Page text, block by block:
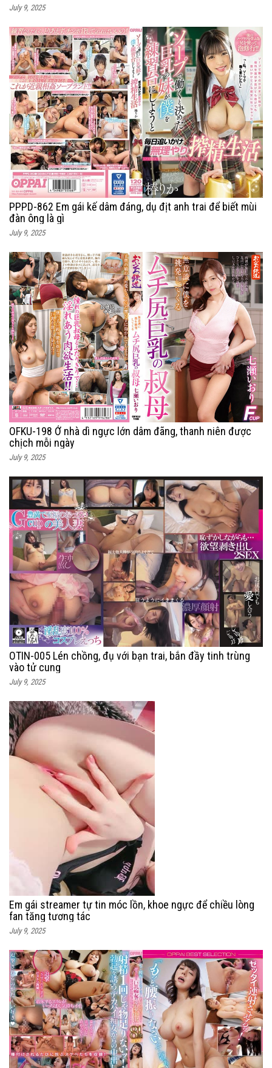
July 9, 2025
PPPD-862 Em gái kế dâm đáng, dụ địt anh trai để biết mùi
đàn ông là gì
July 9, 2025
OFKU-198 Ở nhà dì ngực lớn dâm đãng, thanh niên được
chịch mỗi ngày
July 9, 2025
OTIN-005 Lén chồng, đụ với bạn trai, bắn đầy tinh trùng
vào tử cung
July 9, 2025
Em gái streamer tự tin móc lồn, khoe ngực để chiều lòng
fan tăng tương tác
July 9, 2025